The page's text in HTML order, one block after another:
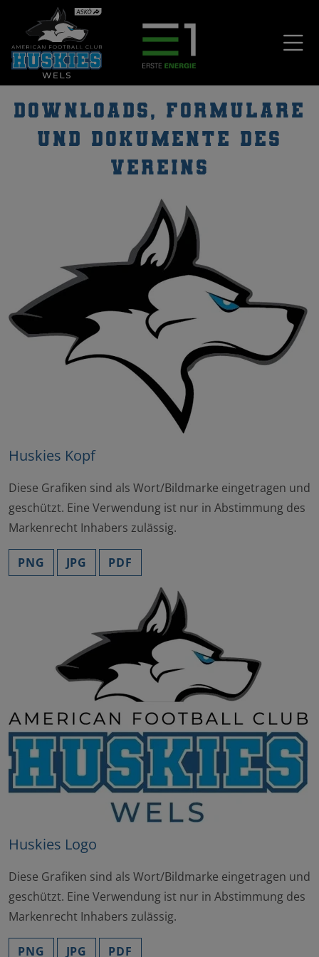
Downloads, Formulare
und Dokumente des
Vereins
Huskies Kopf
Diese Grafiken sind als Wort/Bildmarke eingetragen und
geschützt. Eine Verwendung ist nur in Abstimmung des
Markenrecht Inhabers zulässig.
PNG JPG PDF
Huskies Logo
Diese Grafiken sind als Wort/Bildmarke eingetragen und
geschützt. Eine Verwendung ist nur in Abstimmung des
Markenrecht Inhabers zulässig.
PNG JPG PDF